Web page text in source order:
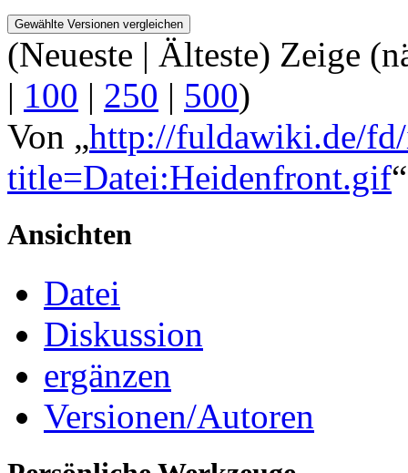
(Neueste | Älteste) Zeige
| 100 | 250 | 500)
Von „http://fuldawiki.de/
title=Datei:Heidenfront.gif“
Ansichten
Datei
Diskussion
ergänzen
Versionen/Autoren